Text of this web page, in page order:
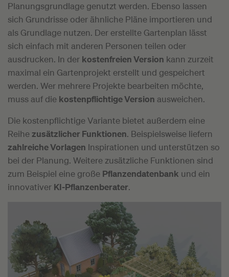
Planungsgrundlage genutzt werden. Ebenso lassen
sich Grundrisse oder ähnliche Pläne importieren und
als Grundlage nutzen. Der erstellte Gartenplan lässt
sich einfach mit anderen Personen teilen oder
ausdrucken. In der kostenfreien Version kann zurzeit
maximal ein Gartenprojekt erstellt und gespeichert
werden. Wer mehrere Projekte bearbeiten möchte,
muss auf die kostenpflichtige Version ausweichen.
Die kostenpflichtige Variante bietet außerdem eine
Reihe zusätzlicher Funktionen. Beispielsweise liefern
zahlreiche Vorlagen Inspirationen und unterstützen so
bei der Planung. Weitere zusätzliche Funktionen sind
zum Beispiel eine große Pflanzendatenbank und ein
innovativer KI-Pflanzenberater.